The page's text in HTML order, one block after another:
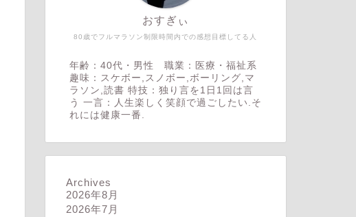
80歳でフルマラソン制限時間内での感想目標してる人
おすぎぃ
年齢：40代・男性 職業：医療・福祉系
趣味：スケボー,スノボー,ボーリング,マ
ラソン,読書 特技：独り言を1日1回は言
う 一言：人生楽しく笑顔で過ごしたい.そ
れには健康一番.
Archives
2026年8月
2026年7月